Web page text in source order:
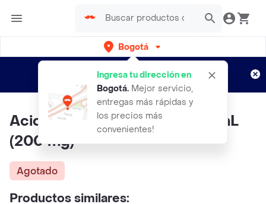
Bogotá
Ingresa tu dirección en
Bogotá. Mejor servicio,
entregas más rápidas y
los precios más
convenientes!
envíos gratis por semanas
Aplican TyC
Aciclovir Suspensión Oral 90 mL
(200 mg)
Agotado
Productos similares: